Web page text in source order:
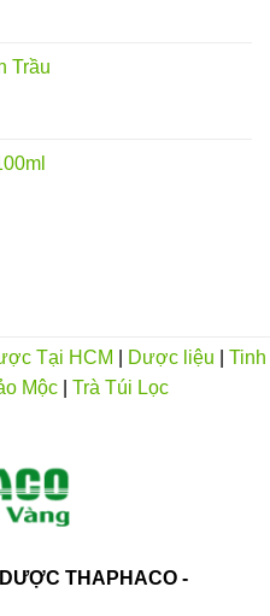
Trầu
Tại HCM Dược liệu
Tinh
Mộc Trà Túi Lọc
THAPHACO -